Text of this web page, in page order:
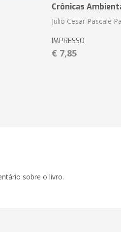
Crônicas
Julio Cesar Pascale
IMPRESSO
€ 7,85
sobre o livro.